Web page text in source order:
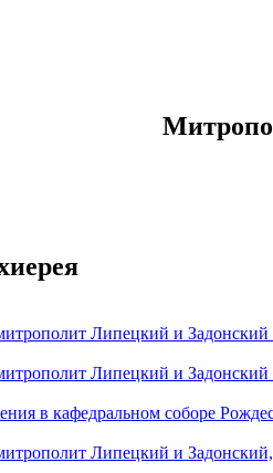
Липецкий и Задонский
Липецкий и
в кафедральном соборе
Липецкий и Задонский,